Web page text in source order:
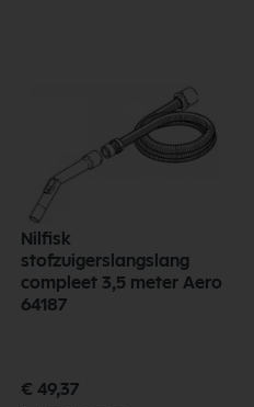
Nilfisk
stofzuigerslangslang
compleet 3,5 meter Aero
64187
€ 49,37